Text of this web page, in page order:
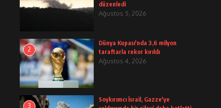
düzenledi
Ağustos 5, 2026
2
Dünya Kupası'nda 3,6 milyon
taraftarla rekor kırıldı
Ağustos 4, 2026
3
Soykırımcı İsrail, Gazze'ye